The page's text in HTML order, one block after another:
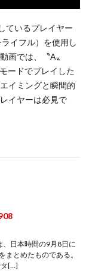
ているプレイヤー
イフル）を使用し
画では、〝A〟
ードでプレイした
イミングと瞬間的
イヤーは必見で
日本時間の9月8日に
まとめたものである。
タ[…]